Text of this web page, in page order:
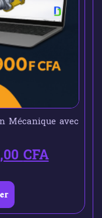
Mécanique avec
CFA